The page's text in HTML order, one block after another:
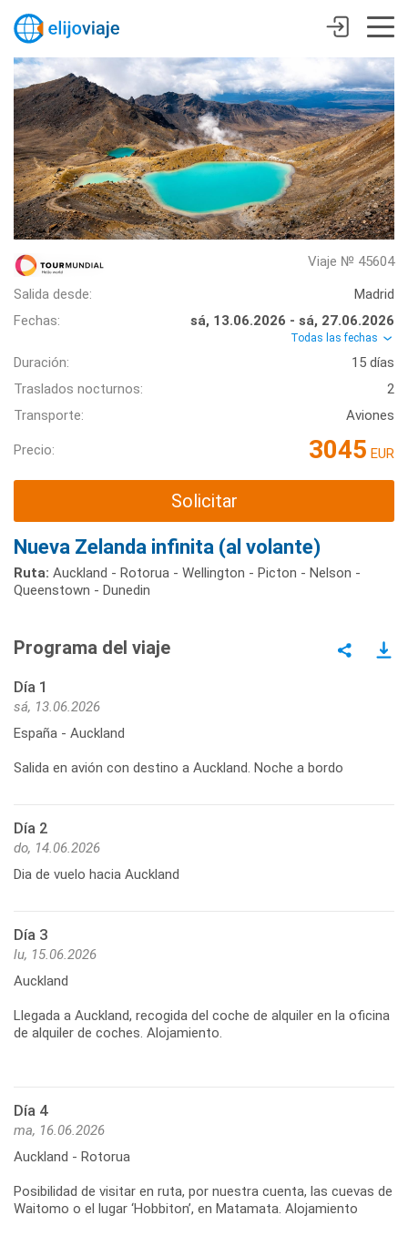
Viaje № 45604
Salida desde:
Madrid
Fechas:
sá, 13.06.2026 - sá, 27.06.2026
Todas las fechas
Duración:
15 días
Traslados nocturnos:
2
Transporte:
Aviones
Precio: 3045 EUR
Solicitar
Nueva Zelanda infinita (al volante)
Ruta: Auckland - Rotorua - Wellington - Picton - Nelson -
Queenstown - Dunedin
Programa del viaje
Día 1
sá, 13.06.2026
España - Auckland
Salida en avión con destino a Auckland. Noche a bordo
Día 2
do, 14.06.2026
Dia de vuelo hacia Auckland
Día 3
lu, 15.06.2026
Auckland
Llegada a Auckland, recogida del coche de alquiler en la oficina
de alquiler de coches. Alojamiento.
Día 4
ma, 16.06.2026
Auckland - Rotorua
Posibilidad de visitar en ruta, por nuestra cuenta, las cuevas de